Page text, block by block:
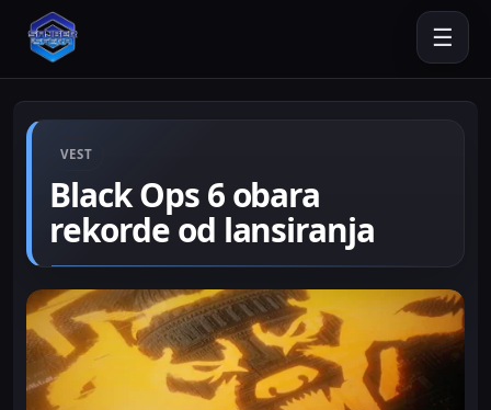
☰
VEST
Black Ops 6 obara
rekorde od lansiranja